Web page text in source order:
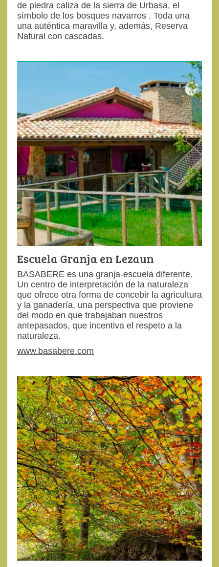
de piedra caliza de la sierra de Urbasa, el
símbolo de los bosques navarros . Toda una
una auténtica maravilla y, además, Reserva
Natural con cascadas.
Escuela Granja en Lezaun
BASABERE es una granja-escuela diferente.
Un centro de interpretación de la naturaleza
que ofrece otra forma de concebir la agricultura
y la ganadería, una perspectiva que proviene
del modo en que trabajaban nuestros
antepasados, que incentiva el respeto a la
naturaleza.
www.basabere.com